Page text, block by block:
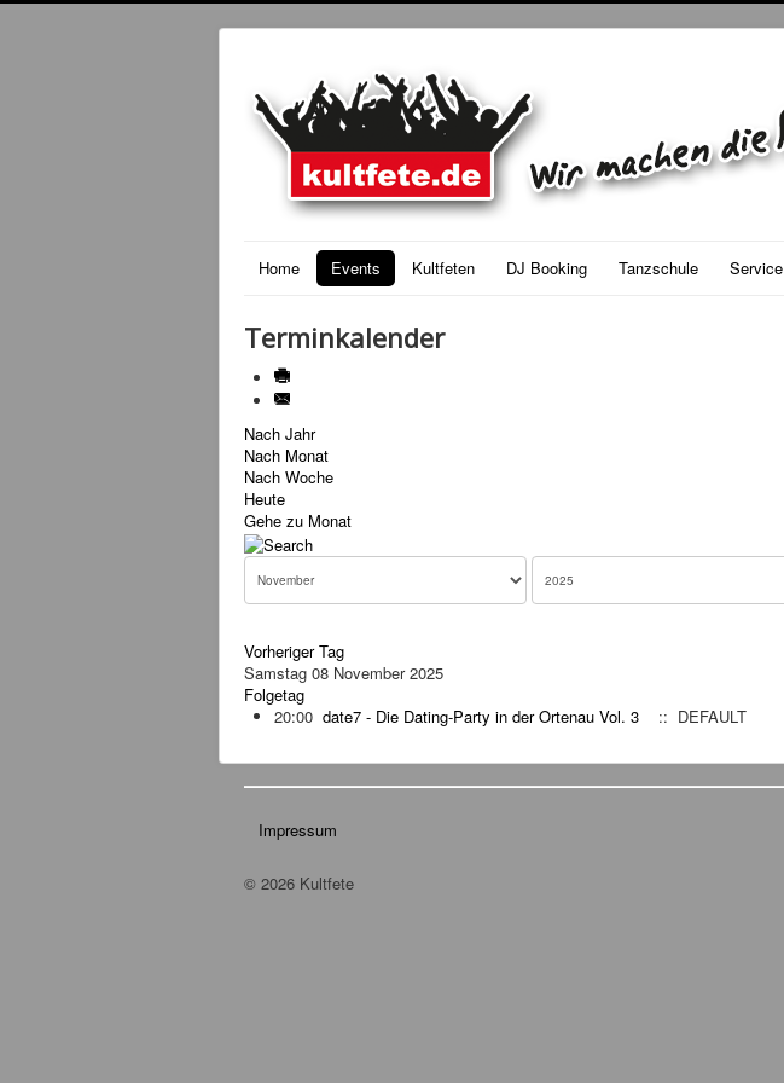
Home Events Kultfeten DJ Booking Tanzschule Service
Terminkalender
Nach Jahr
Nach Monat
Nach Woche
Heute
Gehe zu Monat
Vorheriger Tag
Samstag 08 November 2025
Folgetag
20:00 date7 - Die Dating-Party in der Ortenau Vol. 3 :: DEFAULT
Impressum
© 2026 Kultfete